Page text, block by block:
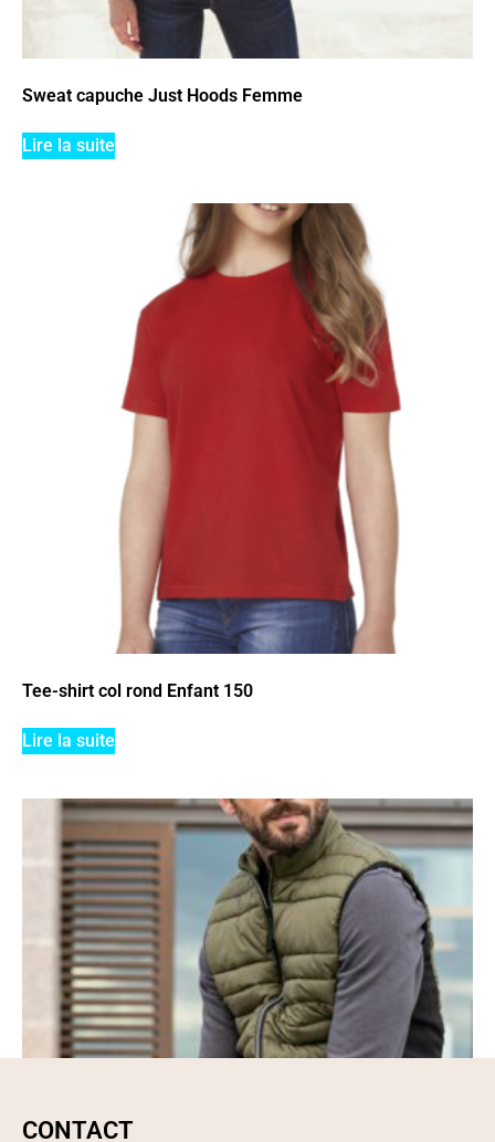
Sweat capuche Just Hoods Femme
Lire la suite
Tee-shirt col rond Enfant 150
Lire la suite
CONTACT